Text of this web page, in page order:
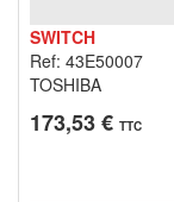
SWITCH
Ref: 43E50007
TOSHIBA
173,53 € TTC